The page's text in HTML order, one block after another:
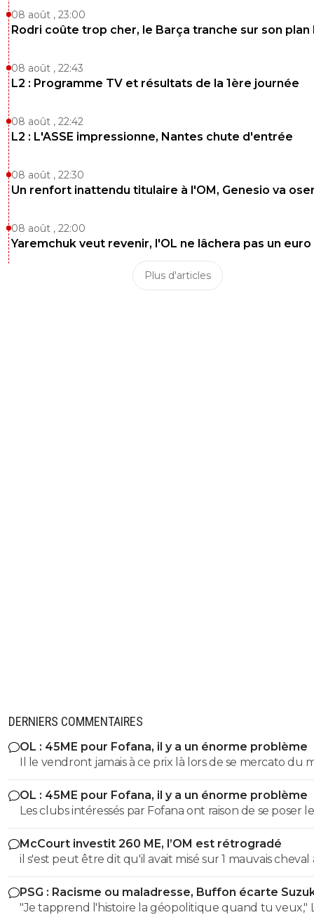
08 août , 23:00
Rodri coûte trop cher, le Barça tranche sur son plan
08 août , 22:43
L2 : Programme TV et résultats de la 1ère journée
08 août , 22:42
L2 : L'ASSE impressionne, Nantes chute d'entrée
08 août , 22:30
Un renfort inattendu titulaire à l'OM, Genesio va
08 août , 22:00
Yaremchuk veut revenir, l'OL ne lâchera pas un euro
Plus d'articles
DERNIERS COMMENTAIRES
OL : 45ME pour Fofana, il y a un énorme problème
Il le vendront jamais à ce prix là lors de se mercato du
OL : 45ME pour Fofana, il y a un énorme problème
Les clubs intéressés par Fofana ont raison de se poser
bonnes questions à son sujet sur sa longue blessure. Il
évident que les clubs cités ne veulent pas prendre de
risques et s'interrogent sur sa longue blessure avant
mettre une telle somme dans ce joueur.
McCourt investit 260 ME, l’OM est rétrogradé
il s'est peut être dit qu'il avait misé sur 1 mauvais cheval
u coup
PSG : Racisme ou maladresse, Buffon écarte
"Je tapprend l'histoire la géopolitique quand tu veux," LOL